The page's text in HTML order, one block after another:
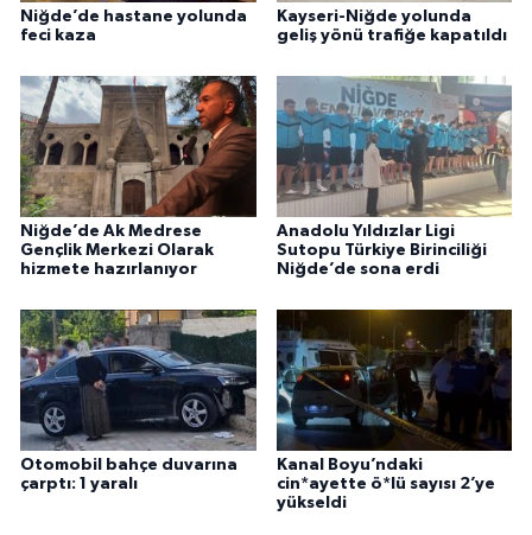
Niğde’de hastane yolunda
feci kaza
Kayseri-Niğde yolunda
geliş yönü trafiğe kapatıldı
Niğde’de Ak Medrese
Gençlik Merkezi Olarak
hizmete hazırlanıyor
Anadolu Yıldızlar Ligi
Sutopu Türkiye Birinciliği
Niğde’de sona erdi
Otomobil bahçe duvarına
çarptı: 1 yaralı
Kanal Boyu’ndaki
cin*ayette ö*lü sayısı 2’ye
yükseldi